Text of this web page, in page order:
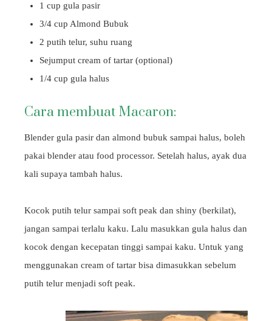
1 cup gula pasir
3/4 cup Almond Bubuk
2 putih telur, suhu ruang
Sejumput cream of tartar (optional)
1/4 cup gula halus
Cara membuat Macaron:
Blender gula pasir dan almond bubuk sampai halus, boleh
pakai blender atau food processor. Setelah halus, ayak dua
kali supaya tambah halus.
Kocok putih telur sampai soft peak dan shiny (berkilat),
jangan sampai terlalu kaku. Lalu masukkan gula halus dan
kocok dengan kecepatan tinggi sampai kaku. Untuk yang
menggunakan cream of tartar bisa dimasukkan sebelum
putih telur menjadi soft peak.